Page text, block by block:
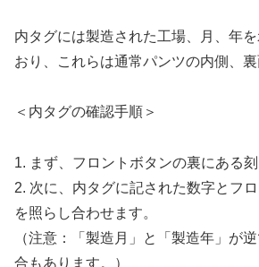
内タグには製造された工場、月、年
おり、これらは通常パンツの内側、裏
＜内タグの確認手順＞
1. まず、フロントボタンの裏にある刻
2. 次に、内タグに記された数字とフ
を照らし合わせます。
（注意：「製造月」と「製造年」が
合もあります。）